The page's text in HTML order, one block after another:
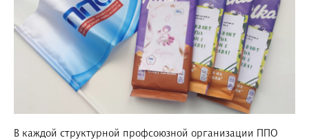
В каждой структурной профсоюзной организации ППО